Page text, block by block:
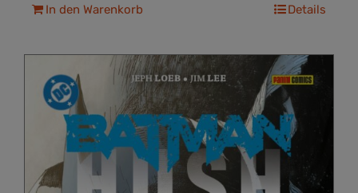
In den Warenkorb Details